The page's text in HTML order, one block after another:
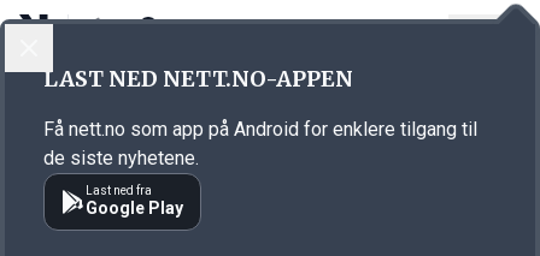
Annonsørinnhold
LAST NED NETT.NO-APPEN
Få nett.no som app på Android for enklere tilgang til
de siste nyhetene.
Last ned fra
Google Play